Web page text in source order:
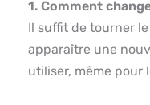
1. Comment
Il suffit de tourner
apparaître une
utiliser, même pour